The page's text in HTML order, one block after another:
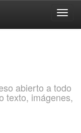
abierto a todo
texto, imágenes,